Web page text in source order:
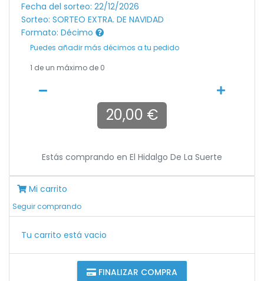
Fecha del sorteo: 22/12/2026
Sorteo: SORTEO EXTRA. DE NAVIDAD
Formato: Décimo
Puedes añadir más décimos a tu pedido
1 de un máximo de 0
20,00 €
Estás comprando en El Hidalgo De La Suerte
Mi carrito
Seguir comprando
Tu carrito está vacio
FINALIZAR COMPRA